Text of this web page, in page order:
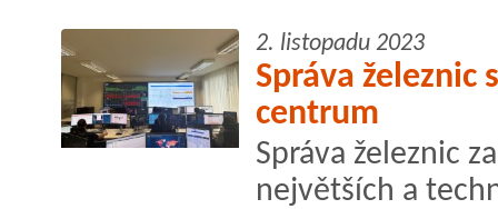
2. listopadu 2023
Správa železnic
centrum
Správa železnic
největších a